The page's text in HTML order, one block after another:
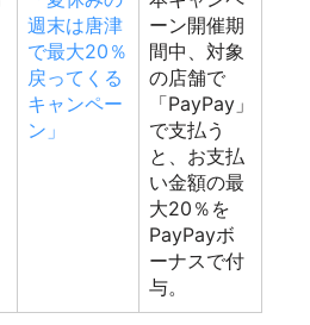
週末は唐津
で最大20％
戻ってくる
キャンペー
ン」
ーン開催期
間中、対象
の店舗で
「PayPay」
で支払う
と、お支払
い金額の最
大20％を
PayPayボ
ーナスで付
与。